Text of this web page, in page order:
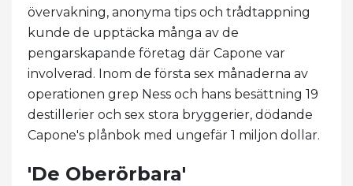
övervakning, anonyma tips och trådtappning
kunde de upptäcka många av de
pengarskapande företag där Capone var
involverad. Inom de första sex månaderna av
operationen grep Ness och hans besättning 19
destillerier och sex stora bryggerier, dödande
Capone's plånbok med ungefär 1 miljon dollar.
'De Oberörbara'